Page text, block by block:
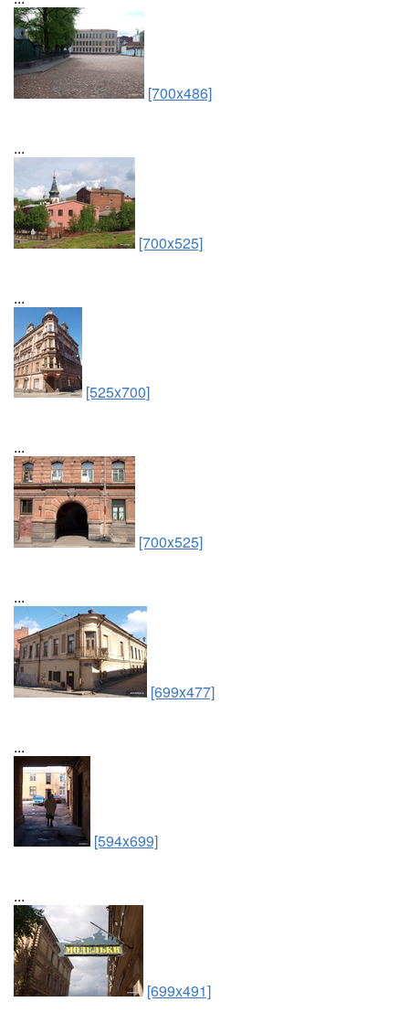
[700x486]
...
[700x525]
...
[525x700]
...
[700x525]
...
[699x477]
...
[594x699]
...
[699x491]